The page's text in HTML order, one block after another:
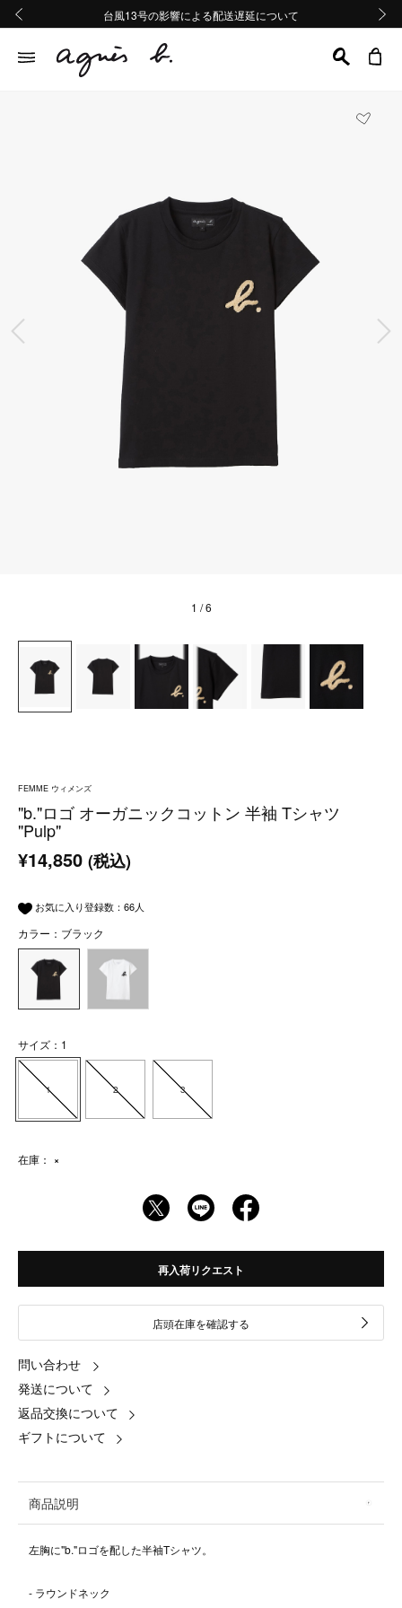
熊本地域地震の影響による配送遅延について
Summer Sale 2buy10%OFF!!
台風13号の影響による配送遅延について
熊本地域地震の影響による配送遅延について
Summer Sale 2buy10%OFF!!
前の画像
1 / 6
FEMME ウィメンズ
"b."ロゴ オーガニックコットン 半袖 Tシャツ
"Pulp"
¥14,850 (税込)
お気に入り登録数： 66人
カラー：ブラック
サイズ：1
1 2 3
在庫： ×
再入荷リクエスト
店頭在庫を確認する
問い合わせ
発送について
返品交換について
ギフトについて
商品説明
左胸に"b."ロゴを配した半袖Tシャツ。
- ラウンドネック